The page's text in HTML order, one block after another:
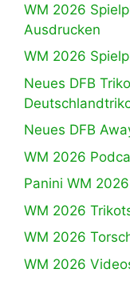
WM 2026
Ausdrucken
WM 2026
Neues DFB
Neues DFB
WM 2026
Panini WM
WM 2026
WM 2026
WM 2026